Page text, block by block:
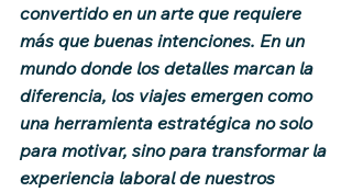
convertido en un arte que requiere
más que buenas intenciones. En un
mundo donde los detalles marcan la
diferencia, los viajes emergen como
una herramienta estratégica no solo
para motivar, sino para transformar la
experiencia laboral de nuestros